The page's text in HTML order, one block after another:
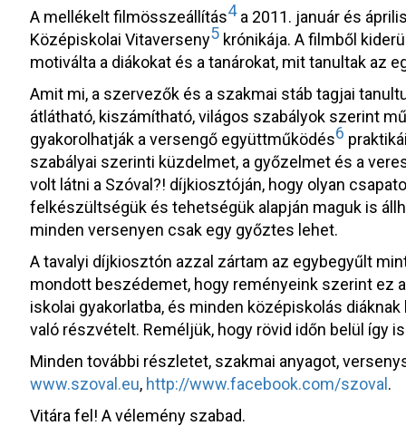
A mellékelt filmösszeállítás4a 2011. január és
Középiskolai Vitaverseny5 krónikája. A filmből
motiválta a diákokat és a tanárokat, mit tanultak az
Amit mi, a szervezők és a szakmai stáb tagjai
átlátható, kiszámítható, világos szabályok szerint
gyakorolhatják a versengő együttműködés6
szabályai szerinti küzdelmet, a győzelmet és a
volt látni a Szóval?! díjkiosztóján, hogy olyan
felkészültségük és tehetségük alapján maguk is
minden versenyen csak egy győztes lehet.
A tavalyi díjkiosztón azzal zártam az egybegyűlt
mondott beszédemet, hogy reményeink szerint ez
iskolai gyakorlatba, és minden középiskolás
való részvételt. Reméljük, hogy rövid időn belül így
Minden további részletet, szakmai anyagot,
www.szoval.eu, http://www.facebook.com/szoval .
Vitára fel! A vélemény szabad.